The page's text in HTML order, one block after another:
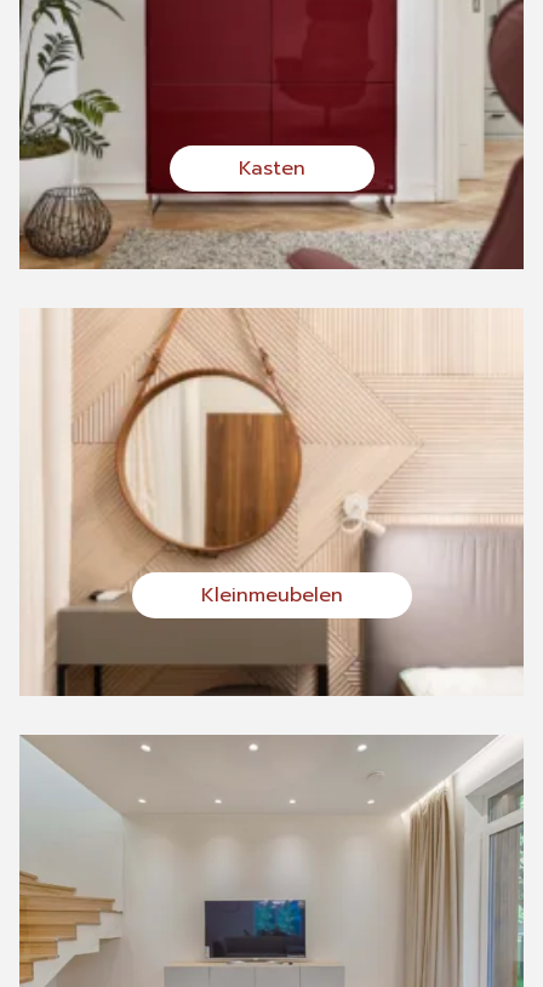
Kasten
Kleinmeubelen